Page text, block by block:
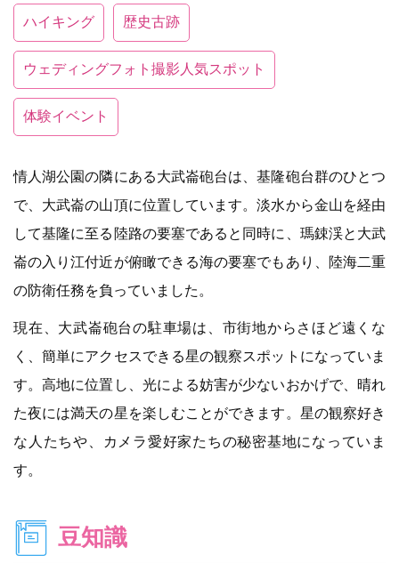
ハイキング 歴史古跡
ウェディングフォト撮影人気スポット
体験イベント
情人湖公園の隣にある大武崙砲台は、基隆砲台群のひとつ
で、大武崙の山頂に位置しています。淡水から金山を経由
して基隆に至る陸路の要塞であると同時に、瑪鋉渓と大武
崙の入り江付近が俯瞰できる海の要塞でもあり、陸海二重
の防衛任務を負っていました。
現在、大武崙砲台の駐車場は、市街地からさほど遠くな
く、簡単にアクセスできる星の観察スポットになっていま
す。高地に位置し、光による妨害が少ないおかげで、晴れ
た夜には満天の星を楽しむことができます。星の観察好き
な人たちや、カメラ愛好家たちの秘密基地になっていま
す。
豆知識